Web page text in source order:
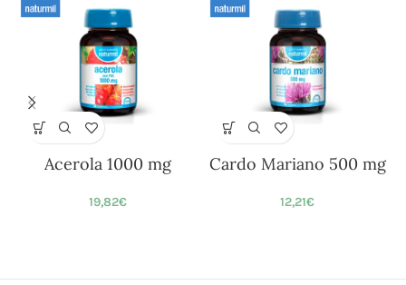
Acerola 1000 mg
19,82€
Cardo Mariano 500 mg
12,21€